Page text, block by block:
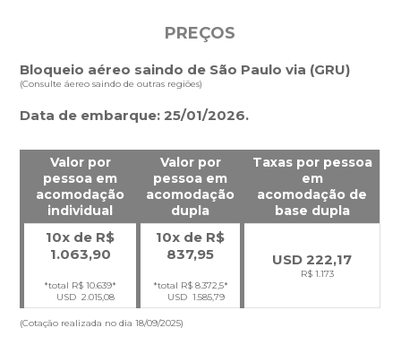
PREÇOS
Bloqueio aéreo saindo de São Paulo via (GRU)
(Consulte áereo saindo de outras regiões)
Data de embarque: 25/01/2026.
Valor por
pessoa em
acomodação
individual
Valor por
pessoa em
acomodação
dupla
Taxas por pessoa
em
acomodação de
base dupla
10x de R$
1.063,90
*total R$ 10.639*
USD 2.015,08
10x de R$
837,95
*total R$ 8.372,5*
USD 1.585,79
USD 222,17
R$ 1.173
(Cotação realizada no dia 18/09/2025)